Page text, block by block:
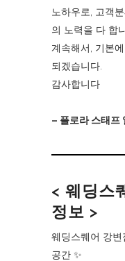
노하우로, 고객
의 노력을 다 합
계속해서, 기본
되겠습니다.
감사합니다
– 플로라 스태프
< 웨딩스
정보 >
웨딩스퀘어 강
공간 ✨